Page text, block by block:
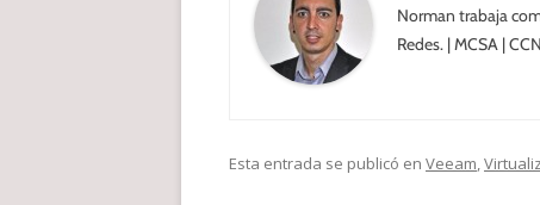
Norman trabaja
Redes. | MCSA |
Esta entrada se publicó en Veeam,